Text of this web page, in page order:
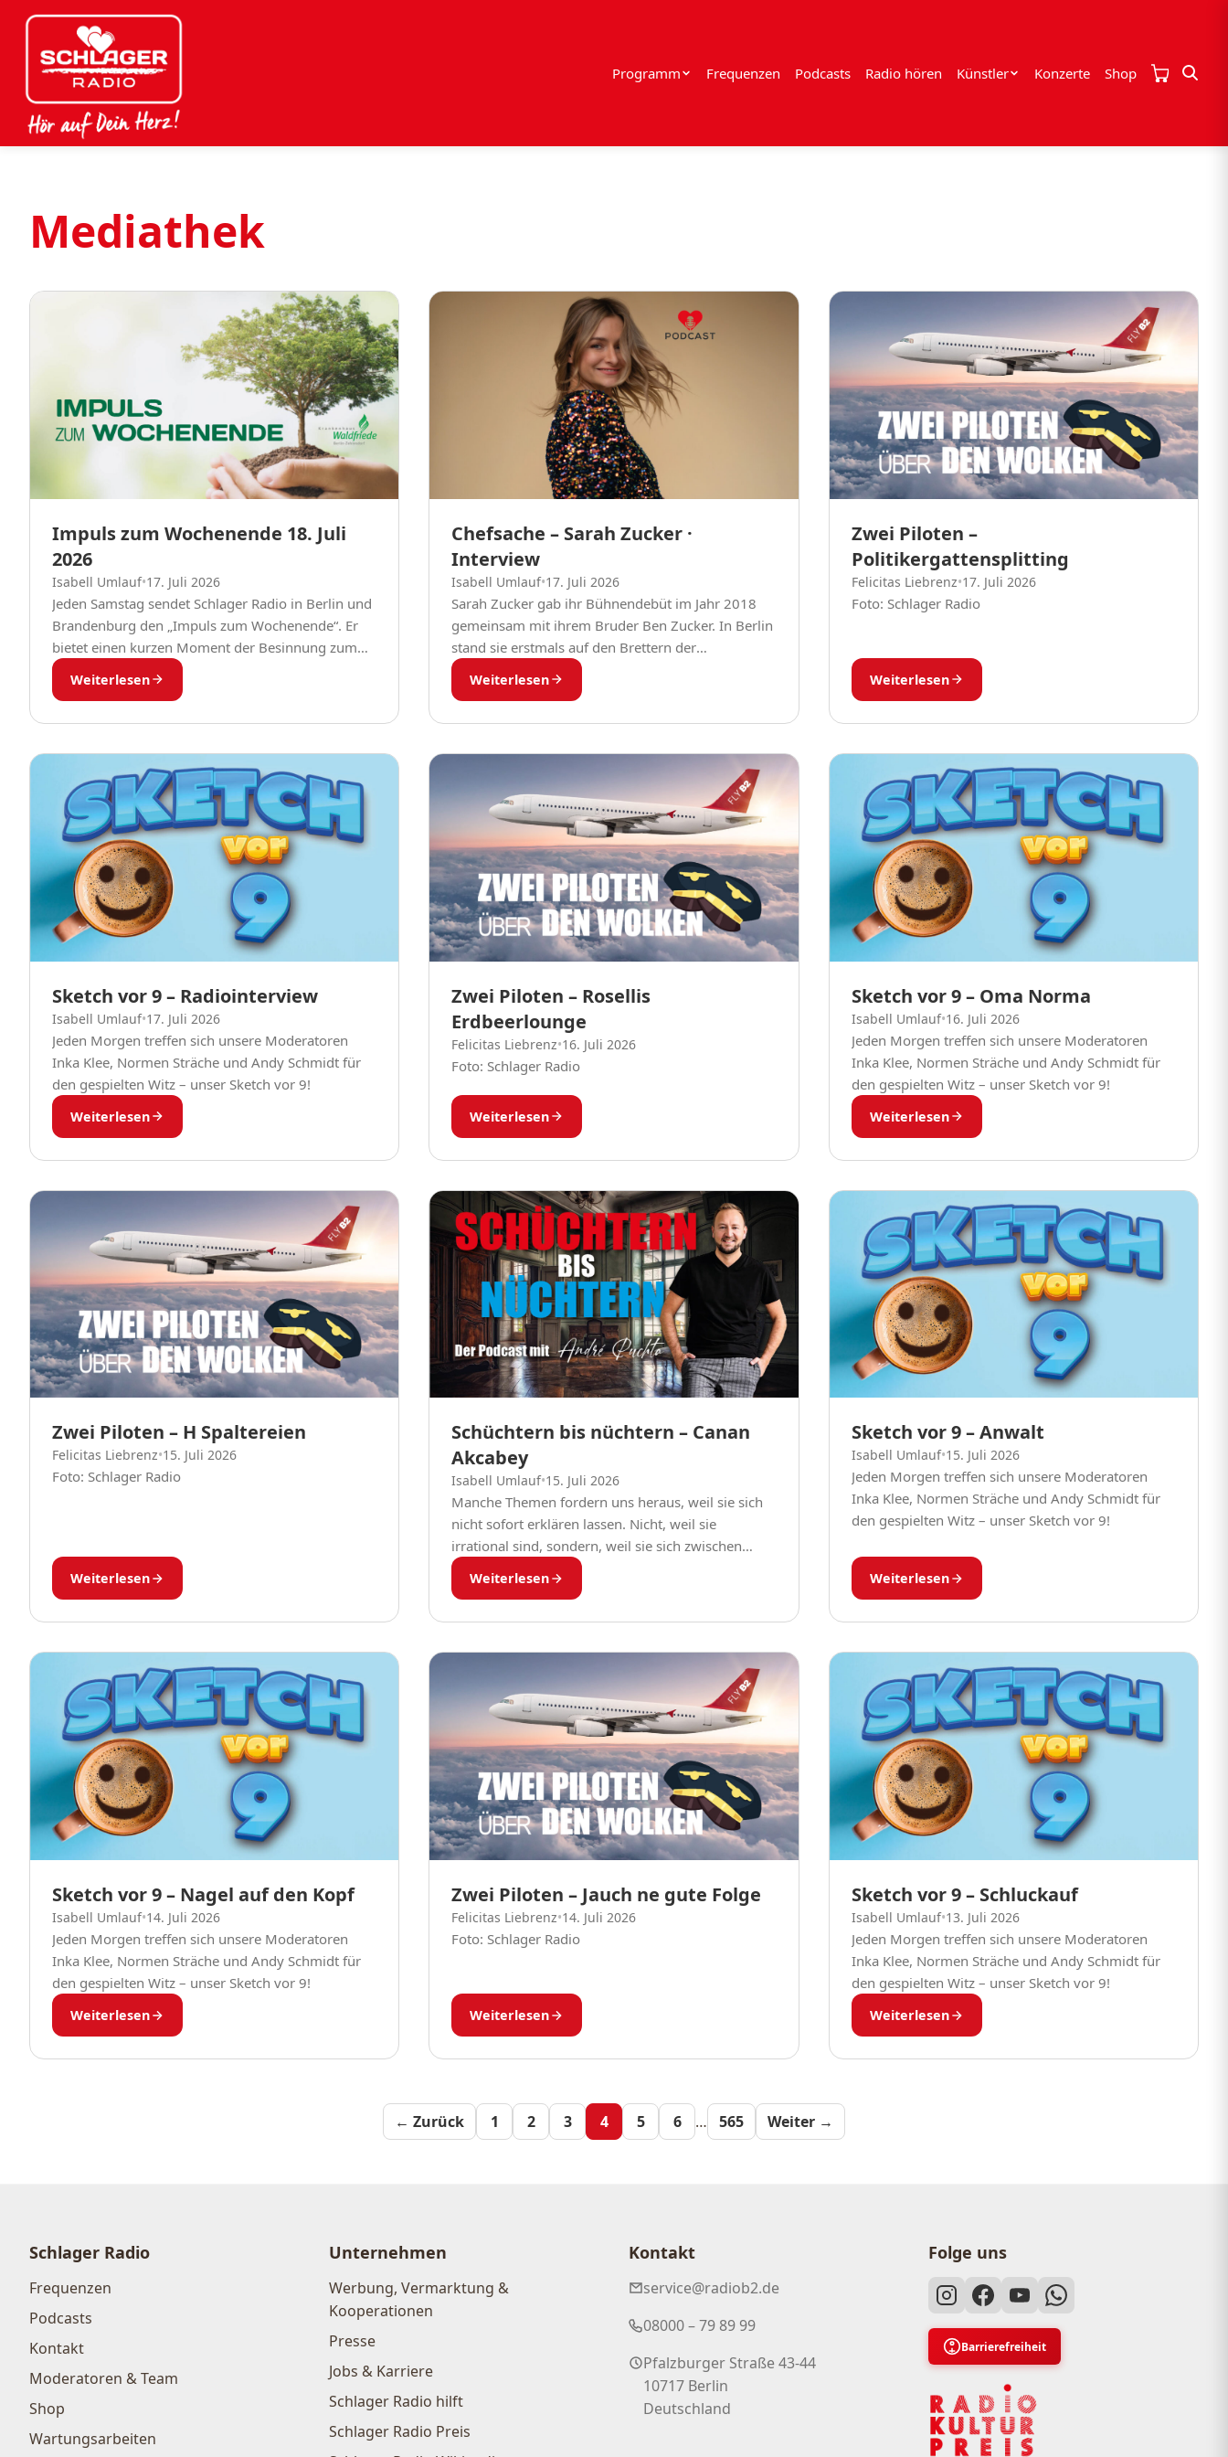
Programm Frequenzen Podcasts Radio hören Künstler Konzerte Shop
Mediathek
Impuls zum Wochenende 18. Juli
2026
Isabell Umlauf•17. Juli 2026
Jeden Samstag sendet Schlager Radio in Berlin und
Brandenburg den „Impuls zum Wochenende“. Er
bietet einen kurzen Moment der Besinnung zum
Start in den Samstag. Pfarrerinnen und Pfarrer aus
dem...
Weiterlesen
Chefsache – Sarah Zucker ·
Interview
Isabell Umlauf•17. Juli 2026
Sarah Zucker gab ihr Bühnendebüt im Jahr 2018
gemeinsam mit ihrem Bruder Ben Zucker. In Berlin
stand sie erstmals auf den Brettern der
Columbiahalle – mit großer Nervosität und
spürbarem...
Weiterlesen
Zwei Piloten –
Politikergattensplitting
Felicitas Liebrenz•17. Juli 2026
Foto: Schlager Radio
Weiterlesen
Sketch vor 9 – Radiointerview
Isabell Umlauf•17. Juli 2026
Jeden Morgen treffen sich unsere Moderatoren
Inka Klee, Normen Sträche und Andy Schmidt für
den gespielten Witz – unser Sketch vor 9!
Weiterlesen
Zwei Piloten – Rosellis
Erdbeerlounge
Felicitas Liebrenz•16. Juli 2026
Foto: Schlager Radio
Weiterlesen
Sketch vor 9 – Oma Norma
Isabell Umlauf•16. Juli 2026
Jeden Morgen treffen sich unsere Moderatoren
Inka Klee, Normen Sträche und Andy Schmidt für
den gespielten Witz – unser Sketch vor 9!
Weiterlesen
Zwei Piloten – H Spaltereien
Felicitas Liebrenz•15. Juli 2026
Foto: Schlager Radio
Weiterlesen
Schüchtern bis nüchtern – Canan
Akcabey
Isabell Umlauf•15. Juli 2026
Manche Themen fordern uns heraus, weil sie sich
nicht sofort erklären lassen. Nicht, weil sie
irrational sind, sondern, weil sie sich zwischen
Erfahrung, Gefühl und Haltung bewegen. In
diesem Gespräch...
Weiterlesen
Sketch vor 9 – Anwalt
Isabell Umlauf•15. Juli 2026
Jeden Morgen treffen sich unsere Moderatoren
Inka Klee, Normen Sträche und Andy Schmidt für
den gespielten Witz – unser Sketch vor 9!
Weiterlesen
Sketch vor 9 – Nagel auf den Kopf
Isabell Umlauf•14. Juli 2026
Jeden Morgen treffen sich unsere Moderatoren
Inka Klee, Normen Sträche und Andy Schmidt für
den gespielten Witz – unser Sketch vor 9!
Weiterlesen
Zwei Piloten – Jauch ne gute Folge
Felicitas Liebrenz•14. Juli 2026
Foto: Schlager Radio
Weiterlesen
Sketch vor 9 – Schluckauf
Isabell Umlauf•13. Juli 2026
Jeden Morgen treffen sich unsere Moderatoren
Inka Klee, Normen Sträche und Andy Schmidt für
den gespielten Witz – unser Sketch vor 9!
Weiterlesen
Seitennummerierung
← Zurück 1 2 3 4 5 6 … 565 Weiter →
Schlager Radio
Frequenzen
Podcasts
Kontakt
Moderatoren & Team
Shop
Wartungsarbeiten
Unternehmen
Werbung, Vermarktung &
Kooperationen
Presse
Jobs & Karriere
Schlager Radio hilft
Schlager Radio Preis
Kontakt
service@radiob2.de
08000 – 79 89 99
Pfalzburger Straße 43-44
10717 Berlin
Deutschland
Folge uns
Barrierefreiheit